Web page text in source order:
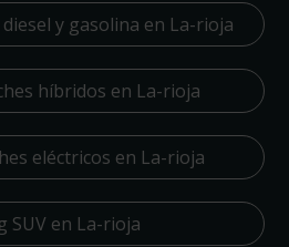
y gasolina en La-rioja
híbridos en La-rioja
eléctricos en La-rioja
SUV en La-rioja